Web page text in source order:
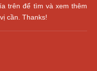
trên để tìm và xem thêm
cần. Thanks!